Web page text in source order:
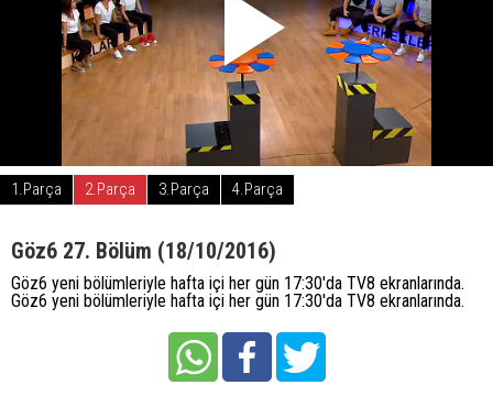
1.Parça 2.Parça 3.Parça 4.Parça
Göz6 27. Bölüm (18/10/2016)
Göz6 yeni bölümleriyle hafta içi her gün 17:30'da TV8 ekranlarında.
Göz6 yeni bölümleriyle hafta içi her gün 17:30'da TV8 ekranlarında.